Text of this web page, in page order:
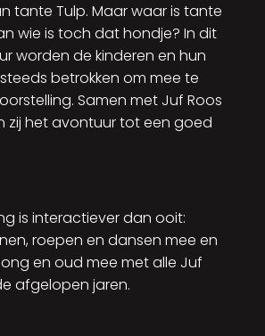
tante Tulp. Maar waar is tante
wie is toch dat hondje? In dit
worden de kinderen en hun
betrokken om mee te
Samen met Juf Roos
zij het avontuur tot een goed
is interactiever dan ooit:
roepen en dansen mee en
en oud mee met alle Juf
afgelopen jaren.